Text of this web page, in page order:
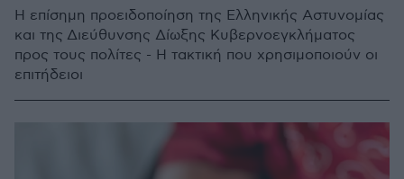
Η επίσημη προειδοποίηση της Ελληνικής Αστυνομίας
και της Διεύθυνσης Δίωξης Κυβερνοεγκλήματος
προς τους πολίτες - Η τακτική που χρησιμοποιούν οι
επιτήδειοι